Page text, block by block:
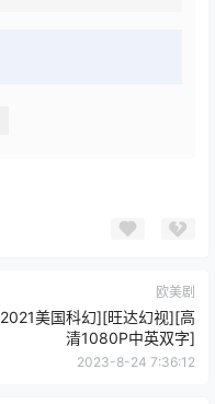
欧美剧
美国科幻][旺达幻视][高
清1080P中英双字]
2023-8-24 7:36:12